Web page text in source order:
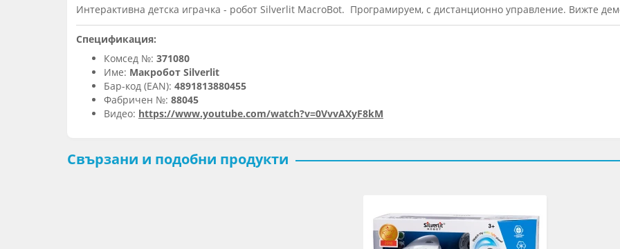
Интерактивна детска играчка - робот Silverlit MacroBot. Програмируем, с дистанционно управление. Вижте
Спецификация:
Комсед №: 371080
Име: Макробот Silverlit
Бар-код (EAN): 4891813880455
Фабричен №: 88045
Видео: https://www.youtube.com/watch?v=0VvvAXyF8kM
Свързани и подобни продукти